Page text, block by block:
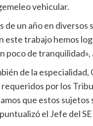
vehicular.
de un año en diversos
este trabajo hemos
poco de
de la especialidad,
por los
que estos
el Jefe del